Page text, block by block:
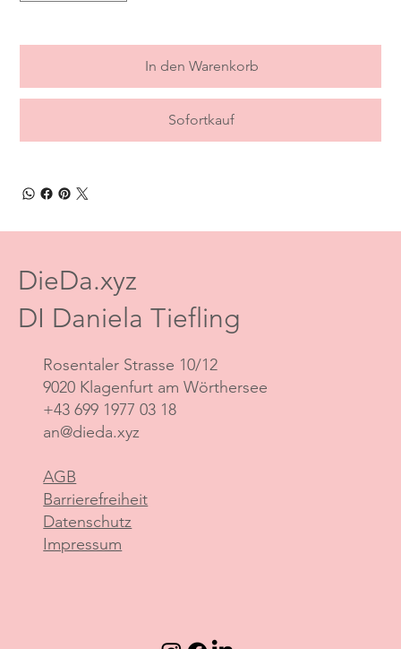
In den Warenkorb
Sofortkauf
DieDa.xyz
DI Daniela Tiefling
Rosentaler Strasse 10/12
9020 Klagenfurt am Wörthersee
+43 699 1977 03 18
an@dieda.xyz
AGB
Barrierefreiheit
Datenschutz
Impressum